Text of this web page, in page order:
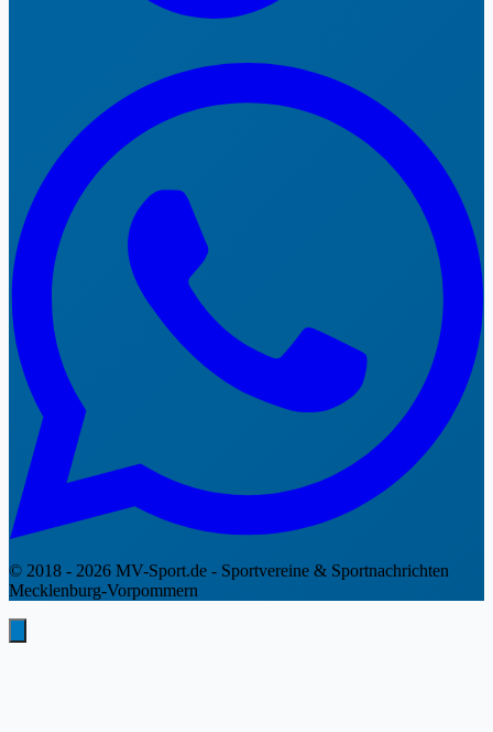
© 2018 - 2026 MV-Sport.de - Sportvereine & Sportnachrichten
Mecklenburg-Vorpommern